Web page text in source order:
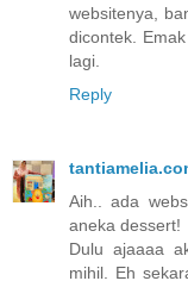
websitenya,
dicontek.
lagi.
Reply
Aih.. ada
aneka dessert!
Dulu ajaaaa
mihil. Eh